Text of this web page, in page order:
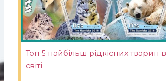
Топ 5 найбільш рідкісних тварин в
світі